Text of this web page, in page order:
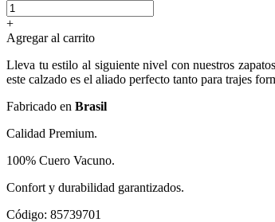
+
Agregar al carrito
Lleva tu estilo al siguiente nivel con nuestros
este calzado es el aliado perfecto tanto para trajes
Fabricado en Brasil
Calidad Premium.
100% Cuero Vacuno.
Confort y durabilidad garantizados.
Código: 85739701